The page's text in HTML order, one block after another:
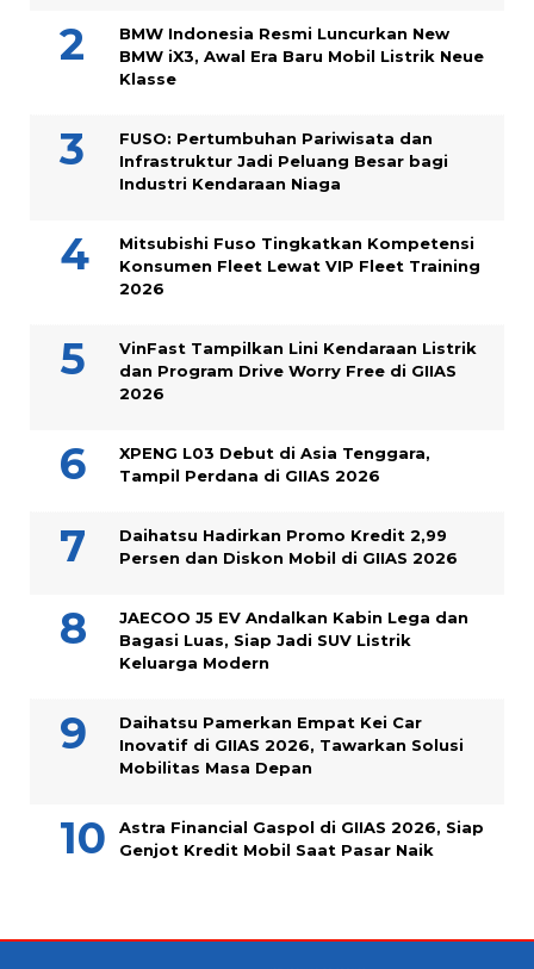
BMW Indonesia Resmi Luncurkan New
BMW iX3, Awal Era Baru Mobil Listrik Neue
Klasse
FUSO: Pertumbuhan Pariwisata dan
Infrastruktur Jadi Peluang Besar bagi
Industri Kendaraan Niaga
Mitsubishi Fuso Tingkatkan Kompetensi
Konsumen Fleet Lewat VIP Fleet Training
2026
VinFast Tampilkan Lini Kendaraan Listrik
dan Program Drive Worry Free di GIIAS
2026
XPENG L03 Debut di Asia Tenggara,
Tampil Perdana di GIIAS 2026
Daihatsu Hadirkan Promo Kredit 2,99
Persen dan Diskon Mobil di GIIAS 2026
JAECOO J5 EV Andalkan Kabin Lega dan
Bagasi Luas, Siap Jadi SUV Listrik
Keluarga Modern
Daihatsu Pamerkan Empat Kei Car
Inovatif di GIIAS 2026, Tawarkan Solusi
Mobilitas Masa Depan
Astra Financial Gaspol di GIIAS 2026, Siap
Genjot Kredit Mobil Saat Pasar Naik